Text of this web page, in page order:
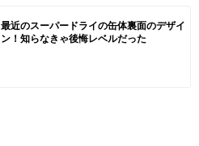
最近のスーパードライの缶体裏面のデザイ
ン！知らなきゃ後悔レベルだった